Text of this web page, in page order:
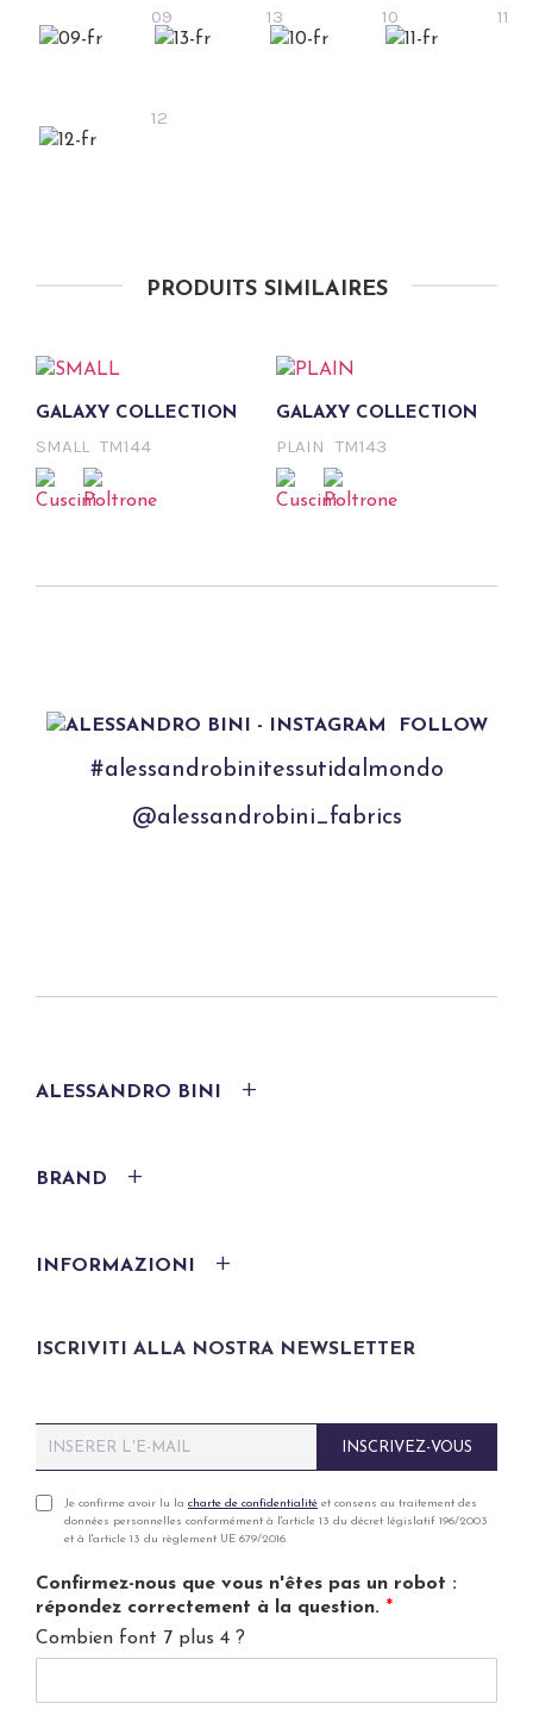
09 13 10 11
12
PRODUITS SIMILAIRES
GALAXY COLLECTION
SMALL TM144
GALAXY COLLECTION
PLAIN TM143
FOLLOW
#alessandrobinitessutidalmondo
@alessandrobini_fabrics
ALESSANDRO BINI
BRAND
INFORMAZIONI
ISCRIVITI ALLA NOSTRA NEWSLETTER
m
iP
v
a
y
Je confirme avoir lu la charte de confidentialité et consens au traitement des
données personnelles conformément à l'article 13 du décret législatif 196/2003
et à l'article 13 du règlement UE 679/2016.
Confirmez-nous que vous n'êtes pas un robot :
répondez correctement à la question. *
Combien font 7 plus 4 ?
INSCRIVEZ-VOUS